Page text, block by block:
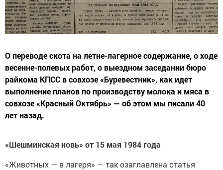
О переводе скота на летне-лагерное содержание, о ходе
весенне-полевых работ, о выездном заседании бюро
райкома КПСС в совхозе «Буревестник», как идет
выполнение планов по производству молока и мяса в
совхозе «Красный Октябрь» — об этом мы писали 40
лет назад.
«Шешминская новь» от 15 мая 1984 года
«Животных — в лагеря» — так озаглавлена статья